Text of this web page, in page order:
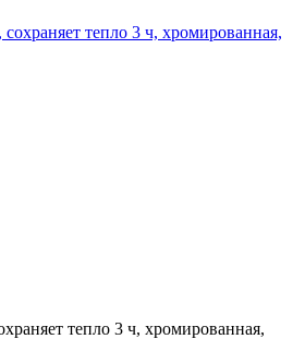
тепло 3 ч, хромированная,